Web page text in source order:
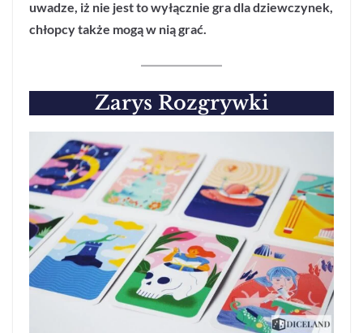
uwadze, iż nie jest to wyłącznie gra dla dziewczynek,
chłopcy także mogą w nią grać.
Zarys Rozgrywki